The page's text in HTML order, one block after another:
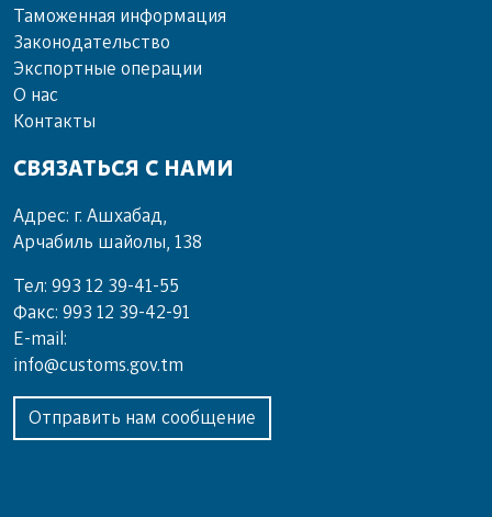
Таможенная информация
Законодательство
Экспортные операции
О нас
Контакты
СВЯЗАТЬСЯ С НАМИ
Адрес: г. Ашхабад,
Арчабиль шайолы, 138
Тел: 993 12 39-41-55
Факс: 993 12 39-42-91
E-mail:
info@customs.gov.tm
Отправить нам сообщение